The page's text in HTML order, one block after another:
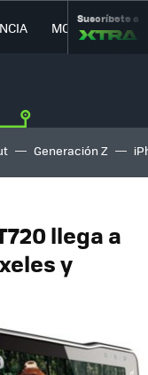
MOVILIDAD
Suscríbete a
Generación Z
llega a
y